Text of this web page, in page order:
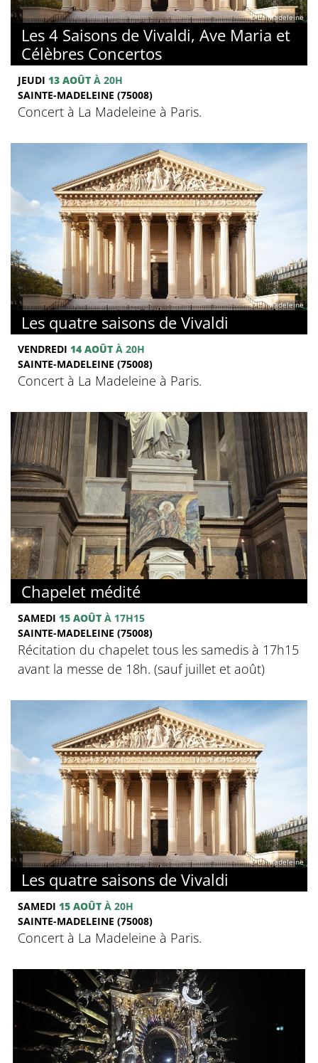
© La Madeleine
Les 4 Saisons de Vivaldi, Ave Maria et
Célèbres Concertos
JEUDI 13 AOÛT À 20H
SAINTE-MADELEINE (75008)
Concert à La Madeleine à Paris.
© La Madeleine
Les quatre saisons de Vivaldi
VENDREDI 14 AOÛT À 20H
SAINTE-MADELEINE (75008)
Concert à La Madeleine à Paris.
Chapelet médité
SAMEDI 15 AOÛT À 17H15
SAINTE-MADELEINE (75008)
Récitation du chapelet tous les samedis à 17h15
avant la messe de 18h. (sauf juillet et août)
© La Madeleine
Les quatre saisons de Vivaldi
SAMEDI 15 AOÛT À 20H
SAINTE-MADELEINE (75008)
Concert à La Madeleine à Paris.